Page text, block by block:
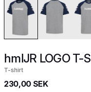
hmlJR LOGO T-
T-shirt
230,00 SEK